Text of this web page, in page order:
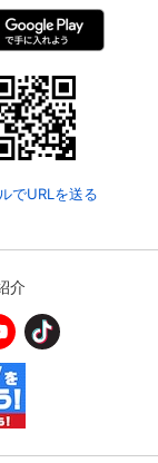
でURLを送る
介